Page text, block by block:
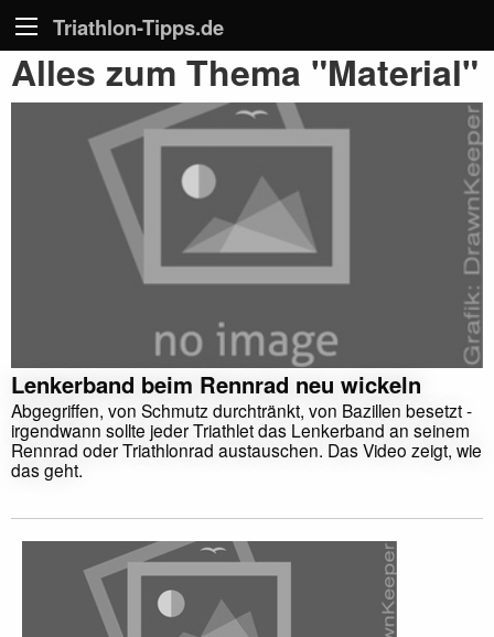
Triathlon-Tipps.de
Alles zum Thema "Material"
Lenkerband beim Rennrad neu wickeln
Abgegriffen, von Schmutz durchtränkt, von Bazillen besetzt -
irgendwann sollte jeder Triathlet das Lenkerband an seinem
Rennrad oder Triathlonrad austauschen. Das Video zeigt, wie
das geht.